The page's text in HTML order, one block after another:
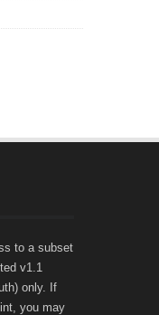
to a subset
v1.1
only. If
you may